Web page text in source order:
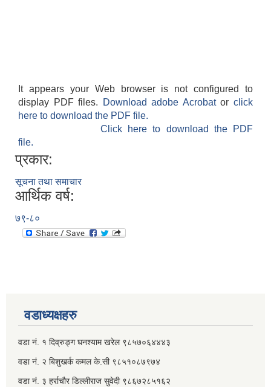
It appears your Web browser is not configured to
display PDF files.
Download adobe Acrobatorclick
here to download the PDF file.
Click here to download the PDF
file.
प्रकार:
सूचना तथा समाचार
आर्थिक वर्ष:
७९-८०
वडाध्यक्षहरु
वडा नं. १ दिव्रुङ्ग घनश्याम खरेल ९८५७०६४४४३
वडा नं. २ ‌‍बिशुखर्क कमल के.सी ९८५१०८७९७४
वडा नं. ३ हर्राचौर डिल्लीराज सुवेदी ९८६७२८५१६२